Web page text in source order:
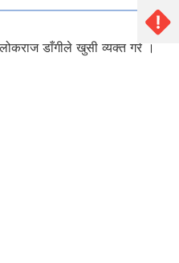
डाँगीले खुसी व्यक्त गरे ।